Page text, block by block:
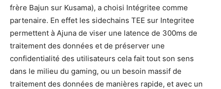
frère Bajun sur Kusama), a choisi Intégritee comme
partenaire. En effet les sidechains TEE sur Integritee
permettent à Ajuna de viser une latence de 300ms de
traitement des données et de préserver une
confidentialité des utilisateurs cela fait tout son sens
dans le milieu du gaming, ou un besoin massif de
traitement des données de manières rapide, et avec un